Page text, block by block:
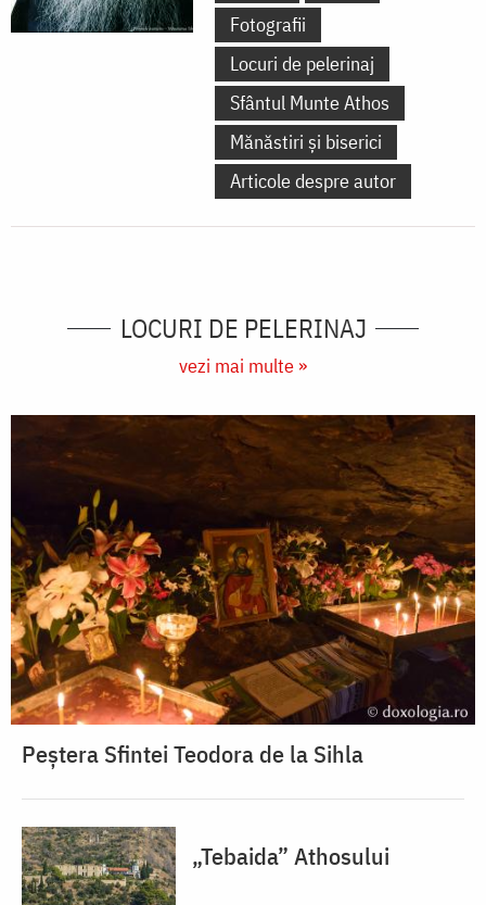
Fotografii
Locuri de pelerinaj
Sfântul Munte Athos
Mănăstiri și biserici
Articole despre autor
LOCURI DE PELERINAJ
vezi mai multe »
Peștera Sfintei Teodora de la Sihla
„Tebaida” Athosului